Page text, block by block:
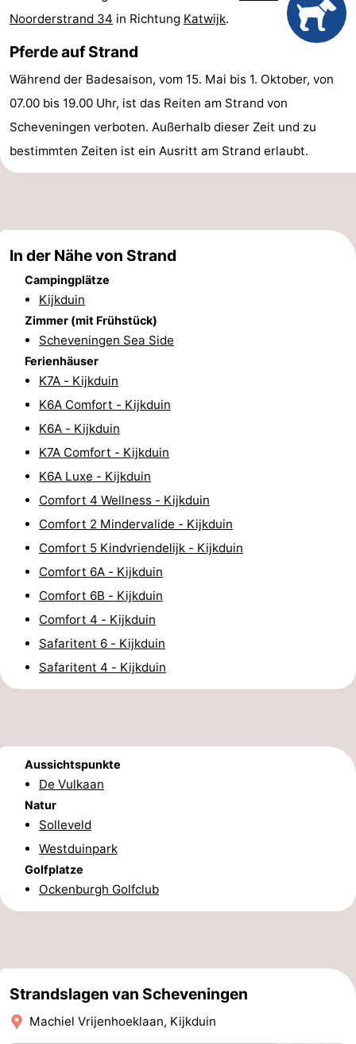
Spielplätze
-
Spielplätze
&
Natur
Sport
Radfahren
Wandern
Golfplatze
Surfen
Sportangeln
Shoppen
Essen
trinken
Veranstaltungen
Praktisch
Forum
Route
Medizin
Adressen
Region
Nordholland
Natur
Zee
Alkmaar
-
Egmond
Noorderstrand 34 in Richtung Katwijk.
Pferde auf Strand
Während der Badesaison, vom 15. Mai bis 1. Oktober, von
07.00 bis 19.00 Uhr, ist das Reiten am Strand von
Scheveningen verboten. Außerhalb dieser Zeit und zu
bestimmten Zeiten ist ein Ausritt am Strand erlaubt.
In der Nähe von Strand
Campingplätze
Kijkduin
Zimmer (mit Frühstück)
Scheveningen Sea Side
Ferienhäuser
K7A - Kijkduin
K6A Comfort - Kijkduin
K6A - Kijkduin
K7A Comfort - Kijkduin
K6A Luxe - Kijkduin
Comfort 4 Wellness - Kijkduin
Comfort 2 Mindervalide - Kijkduin
Comfort 5 Kindvriendelijk - Kijkduin
Comfort 6A - Kijkduin
Comfort 6B - Kijkduin
Comfort 4 - Kijkduin
Safaritent 6 - Kijkduin
Safaritent 4 - Kijkduin
Aussichtspunkte
De Vulkaan
Natur
Solleveld
Westduinpark
Golfplatze
Ockenburgh Golfclub
Strandslagen van Scheveningen
Machiel Vrijenhoeklaan, Kijkduin